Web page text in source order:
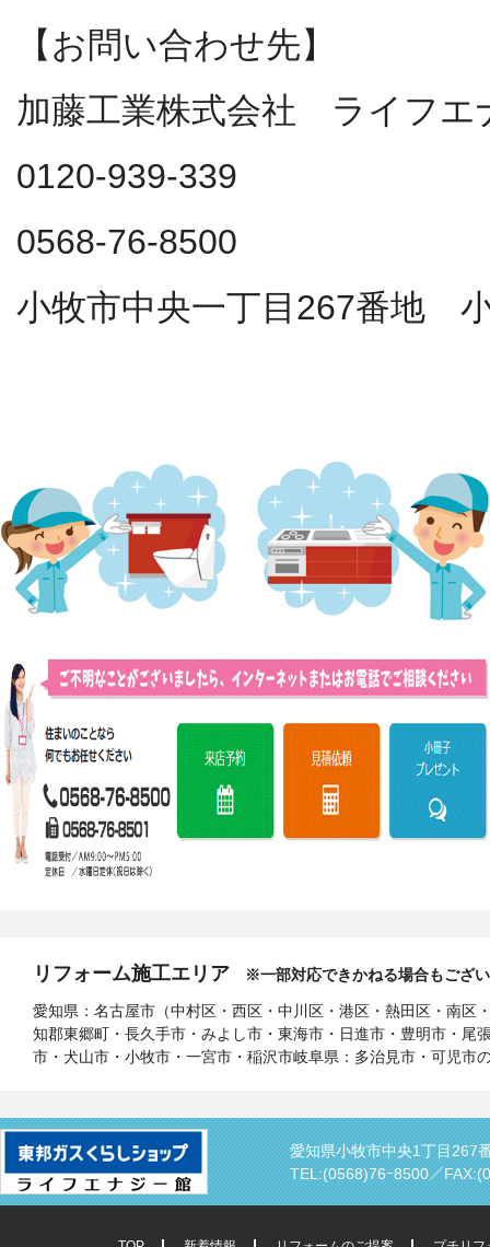
【お問い合わせ先】
加藤工業株式会社 ライフエ
0120-939-339
0568-76-8500
小牧市中央一丁目267番地
リフォーム施工エリア ※一部対応できかねる場合もござ
愛知県：名古屋市（中村区・西区・中川区・港区・熱田区・南
知郡東郷町・長久手市・みよし市・東海市・日進市・豊明市・
市・犬山市・小牧市・一宮市・稲沢市岐阜県：多治見市・可児市
愛知県小牧市中央1丁目267
TEL:(0568)76ｰ8500／